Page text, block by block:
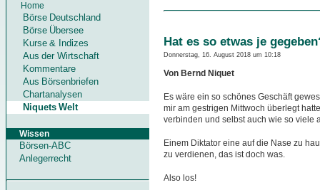
Home
Börse Deutschland
Börse Übersee
Kurse & Indizes
Aus der Wirtschaft
Kommentare
Aus Börsenbriefen
Chartanalysen
Niquets Welt
Wissen
Börsen-ABC
Anlegerrecht
Hat es so etwas je
Donnerstag, 16. August 2018 um 10:18
Von Bernd Niquet
Es wäre ein so schönes Geschäft
mir am gestrigen Mittwoch überlegt
verbinden und selbst auch wie so viele
Einem Diktator eine auf die Nase zu
zu verdienen, das ist doch was.
Also los!